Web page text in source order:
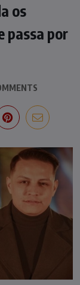
os
passa por